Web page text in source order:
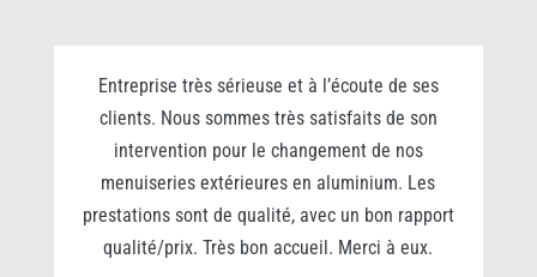
Entreprise très sérieuse et à l’écoute de ses
clients. Nous sommes très satisfaits de son
intervention pour le changement de nos
menuiseries extérieures en aluminium. Les
prestations sont de qualité, avec un bon rapport
qualité/prix. Très bon accueil. Merci à eux.